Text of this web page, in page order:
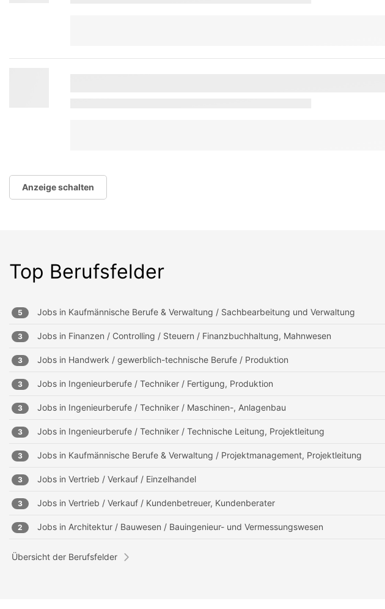
Anzeige schalten
Top Berufsfelder
5 Jobs in Kaufmännische Berufe & Verwaltung / Sachbearbeitung und Verwaltung
3 Jobs in Finanzen / Controlling / Steuern / Finanzbuchhaltung, Mahnwesen
3 Jobs in Handwerk / gewerblich-technische Berufe / Produktion
3 Jobs in Ingenieurberufe / Techniker / Fertigung, Produktion
3 Jobs in Ingenieurberufe / Techniker / Maschinen-, Anlagenbau
3 Jobs in Ingenieurberufe / Techniker / Technische Leitung, Projektleitung
3 Jobs in Kaufmännische Berufe & Verwaltung / Projektmanagement, Projektleitung
3 Jobs in Vertrieb / Verkauf / Einzelhandel
3 Jobs in Vertrieb / Verkauf / Kundenbetreuer, Kundenberater
2 Jobs in Architektur / Bauwesen / Bauingenieur- und Vermessungswesen
Übersicht der Berufsfelder